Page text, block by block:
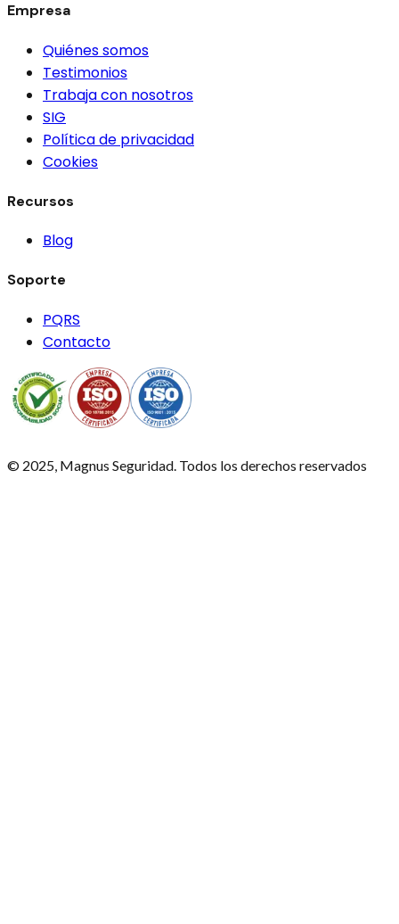
Empresa
Quiénes somos
Testimonios
Trabaja con nosotros
SIG
Política de privacidad
Cookies
Recursos
Blog
Soporte
PQRS
Contacto
© 2025, Magnus Seguridad. Todos los derechos reservados